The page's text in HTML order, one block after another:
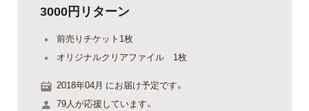
3000円リターン
前売りチケット1枚
オリジナルクリアファイル 1枚
2018年04月 にお届け予定です。
79人が応援しています。